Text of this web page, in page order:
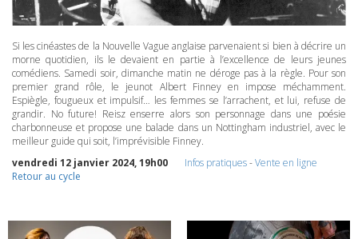
Si les cinéastes de la Nouvelle Vague anglaise parvenaient si bien à décrire un
morne quotidien, ils le devaient en partie à l’excellence de leurs jeunes
comédiens. Samedi soir, dimanche matin ne déroge pas à la règle. Pour son
premier grand rôle, le jeunot Albert Finney en impose méchamment.
Espiègle, fougueux et impulsif… les femmes se l’arrachent, et lui, refuse de
grandir. No future! Reisz enserre alors son personnage dans une poésie
charbonneuse et propose une balade dans un Nottingham industriel, avec le
meilleur guide qui soit, l’imprévisible Finney.
vendredi 12 janvier 2024, 19h00
Infos pratiques-Vente en ligne
Retour au cycle